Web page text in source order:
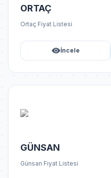
ORTAÇ
Ortaç Fiyat Listesi
İncele
GÜNSAN
Günsan Fiyat Listesi